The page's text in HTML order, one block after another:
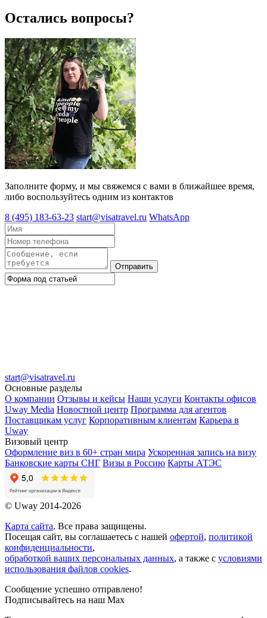
Остались вопросы?
Заполните форму, и мы свяжемся с вами в ближайшее время,
либо воспользуйтесь одним из контактов
8 (495) 183-63-23 start@visatravel.ru WhatsApp
Отправить
start@visatravel.ru
Основные разделы
О компании Отзывы и кейсы Наши услуги Контакты офисов
Uway Media Новостной центр Программа для агентов
Поставщикам услуг Корпоративным клиентам Карьера в
Uway
Визовый центр
Оформление виз в 60+ стран мира Ускоренная запись на визу
Банковские карты СНГ Визы в Россию Карты АТЭС
© Uway 2014-2026
Карта сайта. Все права защищены.
Посещая сайт, вы соглашаетесь с нашей офертой, политикой
конфиденциальности,
обработкой ваших персональных данных, а также с условиями
использования файлов cookies.
Сообщение успешно отправлено!
Подписывайтесь на наш Max